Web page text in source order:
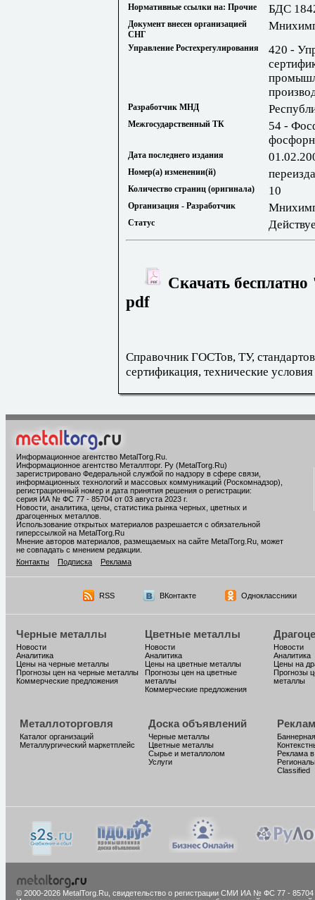
Нормативные ссылки на: Прочие БДС
Документ внесен организацией
СНГ
Управление Ростехрегулирования
420 -
Разработчик МНД
Межгосударственный ТК
54 -
Дата последнего издания
Номер(а) изменении(й)
Количество страниц (оригинала) 10
Организация - Разработчик
Статус
Скачать
pdf
Справочник ГОСТов, ТУ,
сертификация, технические условия
Информационное агентство MetalTorg.Ru
Информационное агентство Металлторг. Ру (MetalTorg.Ru)
зарегистрировано Федеральной службой по надзору в сфере связи,
информационных технологий и массовых коммуникаций (Роскомнадзор),
регистрационный номер и дата принятия решения о регистрации:
серия ИА № ФС 77 - 85704 от 03 августа 2023 г.
Новости, аналитика, цены, статистика рынка черных, цветных и
драгоценных металлов.
Использование открытых материалов разрешается с обязательной
гиперссылкой на MetalTorg.Ru
Мнение авторов материалов, размещаемых на сайте MetalTorg.Ru, может
не совпадать с мнением редакции.
Контакты
Подписка Реклама
RSS ВКонтакте Одноклассники
Черные металлы
Новости
Аналитика
Цены на черные металлы
Прогнозы цен на черные металлы
Коммерческие предложения
Цветные металлы
Новости
Аналитика
Цены на цветные металлы
Прогнозы цен на цветные
металлы
Коммерческие предложения
Новости
Аналитика
Цены на
Прогнозы
металлы
Металлоторговля
Каталог организаций
Металлургический маркетплейс
Доска объявлений
Черные металлы
Цветные металлы
Сырье и металлолом
Услуги
Реклама
Classified
© 2000-2026 MetalTorg.Ru, cвидетельство о регистрации СМИ ИА № ФС 77 - 85704